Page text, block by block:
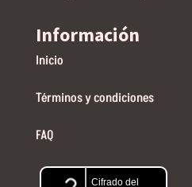
Información
Inicio
Términos y condiciones
FAQ